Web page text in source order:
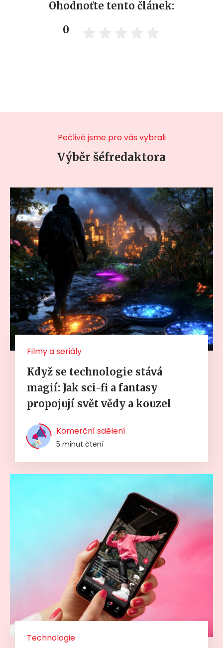
Ohodnoťte tento článek:
0
Pečlivě jsme pro vás vybrali
Výběr šéfredaktora
Filmy a seriály
Když se technologie stává
magií: Jak sci-fi a fantasy
propojují svět vědy a kouzel
Komerční sdělení
5 minut čtení
Technologie